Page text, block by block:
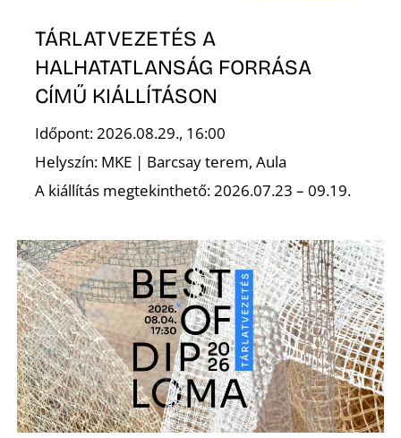
TÁRLATVEZETÉS A
HALHATATLANSÁG FORRÁSA
CÍMŰ KIÁLLÍTÁSON
Időpont: 2026.08.29., 16:00
Helyszín: MKE | Barcsay terem, Aula
A kiállítás megtekinthető: 2026.07.23 – 09.19.